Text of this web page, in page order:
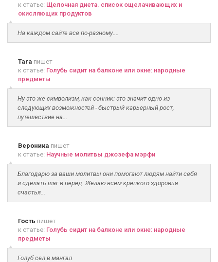
к статье: Щелочная диета. список ощелачивающих и
окисляющих продуктов
На каждом сайте все по-разному....
Tara пишет
к статье: Голубь сидит на балконе или окне: народные
предметы
Ну это же символизм, как сонник: это значит одно из
следующих возможностей - быстрый карьерный рост,
путешествие на...
Вероника пишет
к статье: Научные молитвы джозефа мэрфи
Благодарю за ваши молитвы они помогают людям найти себя
и сделать шаг в перед. Желаю всем крепкого здоровья
счастья...
Гость пишет
к статье: Голубь сидит на балконе или окне: народные
предметы
Голуб сел в мангал